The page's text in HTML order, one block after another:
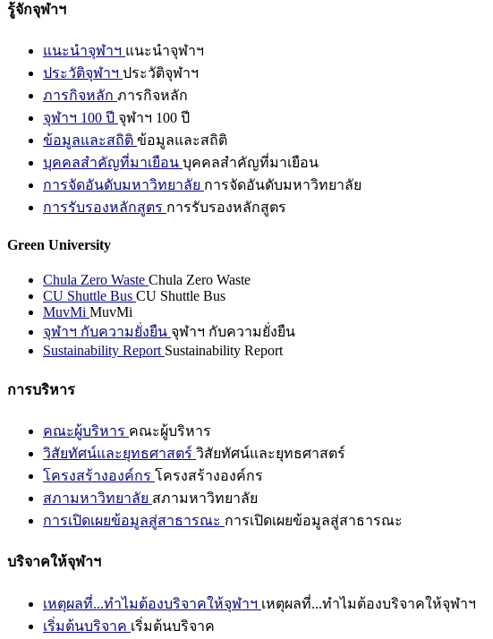
รู้จักจุฬาฯ
แนะนำจุฬาฯ แนะนำจุฬาฯ
ประวัติจุฬาฯ ประวัติจุฬาฯ
ภารกิจหลัก ภารกิจหลัก
จุฬาฯ 100 ปี จุฬาฯ 100 ปี
ข้อมูลและสถิติ ข้อมูลและสถิติ
บุคคลสำคัญที่มาเยือน บุคคลสำคัญที่มาเยือน
การจัดอันดับมหาวิทยาลัย การจัดอันดับมหาวิทยาลัย
การรับรองหลักสูตร การรับรองหลักสูตร
Green University
Chula Zero Waste Chula Zero Waste
CU Shuttle Bus CU Shuttle Bus
MuvMi MuvMi
จุฬาฯ กับความยั่งยืน จุฬาฯ กับความยั่งยืน
Sustainability Report Sustainability Report
การบริหาร
คณะผู้บริหาร คณะผู้บริหาร
วิสัยทัศน์และยุทธศาสตร์ วิสัยทัศน์และยุทธศาสตร์
โครงสร้างองค์กร โครงสร้างองค์กร
สภามหาวิทยาลัย สภามหาวิทยาลัย
การเปิดเผยข้อมูลสู่สาธารณะ การเปิดเผยข้อมูลสู่สาธารณะ
บริจาคให้จุฬาฯ
เหตุผลที่...ทำไมต้องบริจาคให้จุฬาฯ เหตุผลที่...ทำไมต้องบริจาคให้จุฬาฯ
เริ่มต้นบริจาค เริ่มต้นบริจาค